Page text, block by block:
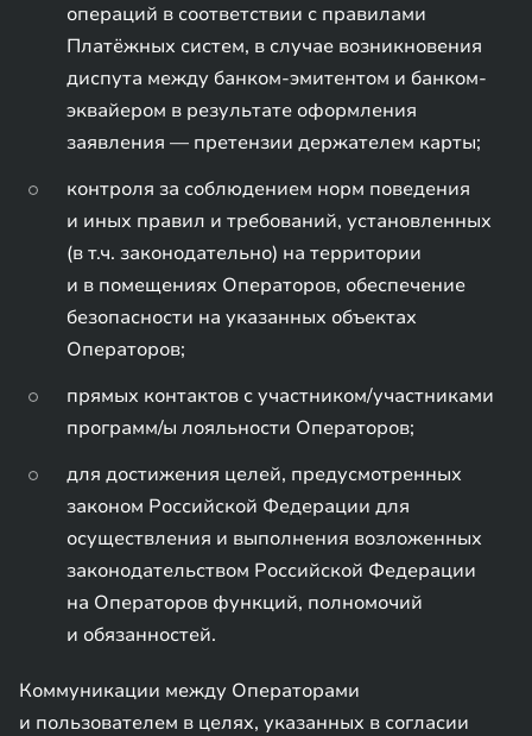
операций в соответствии с правилами
Платёжных систем, в случае возникновения
диспута между банком-эмитентом и банком-
эквайером в результате оформления
заявления — претензии держателем карты;
контроля за соблюдением норм поведения
и иных правил и требований, установленных
(в т.ч. законодательно) на территории
и в помещениях Операторов, обеспечение
безопасности на указанных объектах
Операторов;
прямых контактов с участником/участниками
программ/ы лояльности Операторов;
для достижения целей, предусмотренных
законом Российской Федерации для
осуществления и выполнения возложенных
законодательством Российской Федерации
на Операторов функций, полномочий
и обязанностей.
Коммуникации между Операторами
и пользователем в целях, указанных в согласии